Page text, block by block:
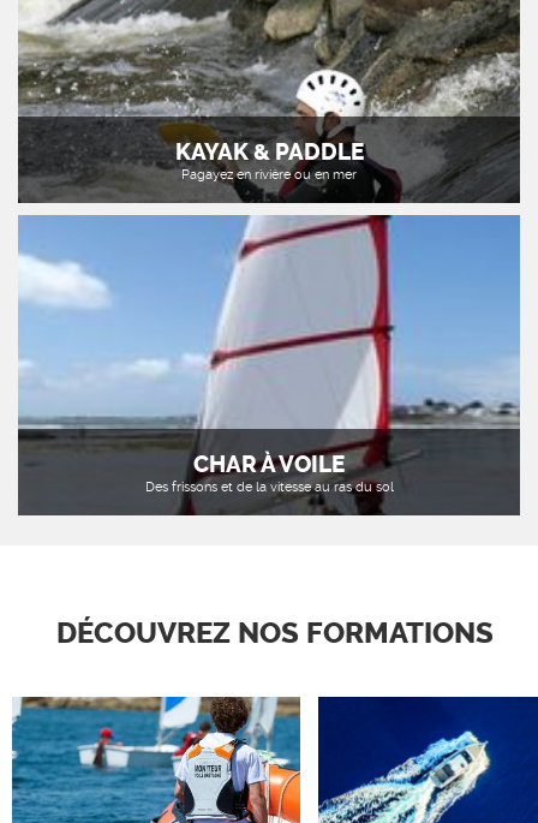
KAYAK & PADDLE
Pagayez en rivière ou en mer
CHAR À VOILE
Des frissons et de la vitesse au ras du sol
DÉCOUVREZ NOS FORMATIONS